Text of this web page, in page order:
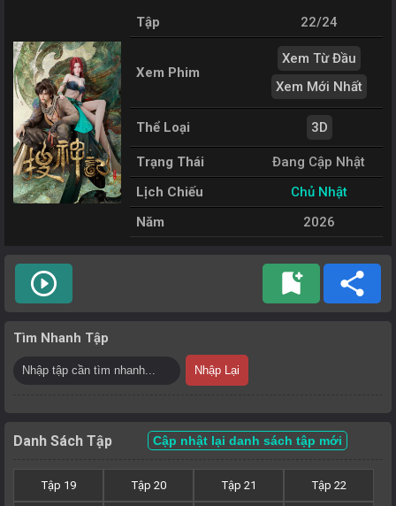
Tập 22/24
Xem Phim
Xem Từ Đầu
Xem Mới Nhất
Thể Loại 3D
Trạng Thái
Đang Cập Nhật
Lịch Chiếu
Chủ Nhật
Năm
2026
play_circle_outline bookmark_add share
Tìm Nhanh Tập
Nhập Lại
Danh Sách Tập Cập nhật lại danh sách tập mới
Tập 22
Tập 21
Tập 20
Tập 19